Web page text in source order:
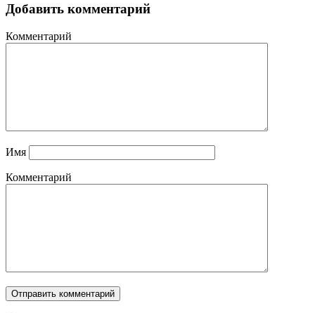
Добавить комментарий
Комментарий
Имя
Комментарий